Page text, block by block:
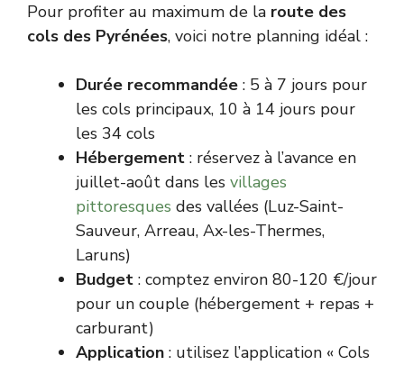
Pour profiter au maximum de la route des
cols des Pyrénées, voici notre planning idéal :
Durée recommandée : 5 à 7 jours pour
les cols principaux, 10 à 14 jours pour
les 34 cols
Hébergement : réservez à l’avance en
juillet-août dans les villages
pittoresques des vallées (Luz-Saint-
Sauveur, Arreau, Ax-les-Thermes,
Laruns)
Budget : comptez environ 80-120 €/jour
pour un couple (hébergement + repas +
carburant)
Application : utilisez l’application « Cols